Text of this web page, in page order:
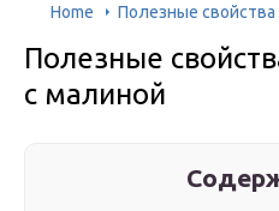
Home Полезные
Полезные
с малиной